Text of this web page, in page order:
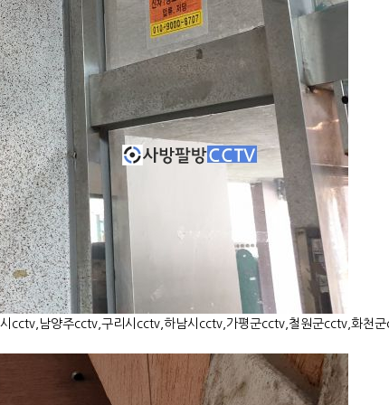
cctv,남양주cctv,구리시cctv,하남시cctv,가평군cctv,철원군cctv,화천